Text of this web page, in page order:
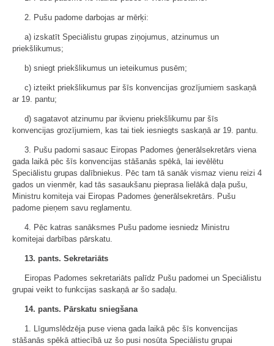
2. Pušu padome darbojas ar mērķi:
a) izskatīt Speciālistu grupas ziņojumus, atzinumus un
priekšlikumus;
b) sniegt priekšlikumus un ieteikumus pusēm;
c) izteikt priekšlikumus par šīs konvencijas grozījumiem saskaņā
ar 19. pantu;
d) sagatavot atzinumu par ikvienu priekšlikumu par šīs
konvencijas grozījumiem, kas tai tiek iesniegts saskaņā ar 19. pantu.
3. Pušu padomi sasauc Eiropas Padomes ģenerālsekretārs viena
gada laikā pēc šīs konvencijas stāšanās spēkā, lai ievēlētu
Speciālistu grupas dalībniekus. Pēc tam tā sanāk vismaz vienu reizi 4
gados un vienmēr, kad tās sasaukšanu pieprasa lielākā daļa pušu,
Ministru komiteja vai Eiropas Padomes ģenerālsekretārs. Pušu
padome pieņem savu reglamentu.
4. Pēc katras sanāksmes Pušu padome iesniedz Ministru
komitejai darbības pārskatu.
13. pants. Sekretariāts
Eiropas Padomes sekretariāts palīdz Pušu padomei un Speciālistu
grupai veikt to funkcijas saskaņā ar šo sadaļu.
14. pants. Pārskatu sniegšana
1. Līgumslēdzēja puse viena gada laikā pēc šīs konvencijas
stāšanās spēkā attiecībā uz šo pusi nosūta Speciālistu grupai